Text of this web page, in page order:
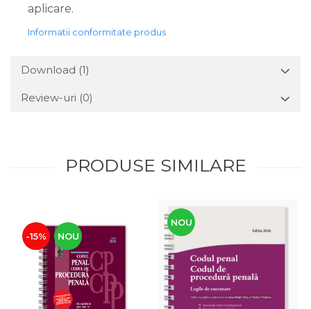
aplicare.
Informatii conformitate produs
Download (1)
Review-uri (0)
PRODUSE SIMILARE
-15% NOU
NOU